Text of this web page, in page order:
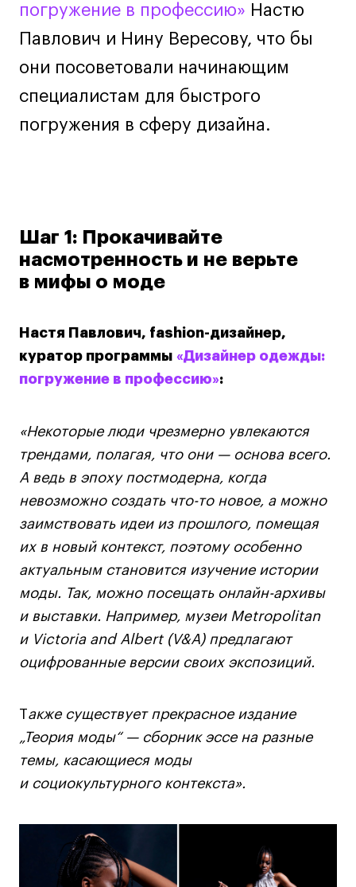
UX/UI-дизайн
Маркетинг
Все программы
Диджитал
Интерьер
Лайфстайл
Онлайн
Маркетинг и генерация лидов
Искусство
Очно + онлайн
Все программы
Специалист кино- и медиапродакшена
Графический дизайнер
Цифровой маркетолог
Технолог-конструктор одежды
Коммерческий фотограф
Все программы
Для школьников
Интенсивы
Среднесрочные
Все программы
О школе
погружение в профессию» Настю
Павлович и Нину Вересову, что бы
они посоветовали начинающим
специалистам для быстрого
погружения в сферу дизайна.
Шаг 1: Прокачивайте
насмотренность и не верьте
в мифы о моде
Настя Павлович, fashion-дизайнер,
куратор программы «Дизайнер одежды:
погружение в профессию»:
«Некоторые люди чрезмерно увлекаются
трендами, полагая, что они — основа всего.
А ведь в эпоху постмодерна, когда
невозможно создать что-то новое, а можно
заимствовать идеи из прошлого, помещая
их в новый контекст, поэтому особенно
актуальным становится изучение истории
моды. Так, можно посещать онлайн-архивы
и выставки. Например, музеи Metropolitan
и Victoria and Albert (V&A) предлагают
оцифрованные версии своих экспозиций.
Также существует прекрасное издание
„Теория моды“ — сборник эссе на разные
темы, касающиеся моды
и социокультурного контекста».